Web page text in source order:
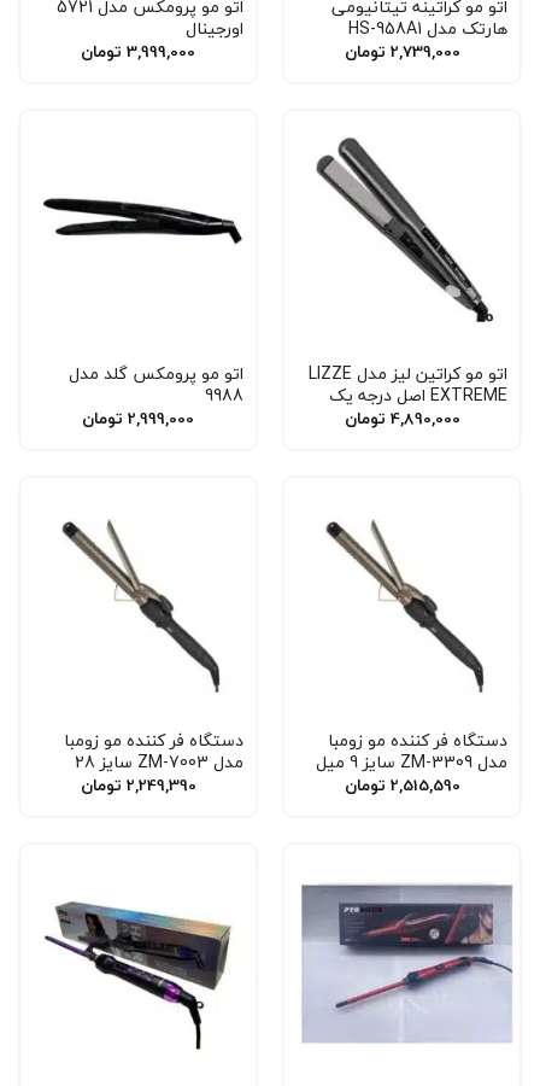
اتو مو کراتینه تیتانیومی
هارتک مدل HS-958A1
2,739,000 تومان
اتو مو پرومکس مدل 5721
اورجینال
3,999,000 تومان
اتو مو کراتین لیز مدل LIZZE
EXTREME اصل درجه یک
4,890,000 تومان
اتو مو پرومکس گلد مدل
9988
2,999,000 تومان
دستگاه فر کننده مو زومبا
مدل ZM-3309 سایز 9 میل
2,515,590 تومان
دستگاه فر کننده مو زومبا
مدل ZM-7003 سایز 28
2,249,390 تومان